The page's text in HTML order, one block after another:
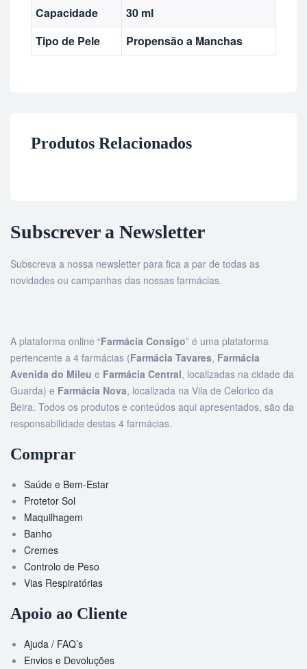
Capacidade
30 ml
Tipo de Pele
Propensão a Manchas
Produtos Relacionados
Subscrever a Newsletter
Subscreva a nossa newsletter para fica a par de todas as
novidades ou campanhas das nossas farmácias.
A plataforma online “Farmácia Consigo” é uma plataforma
pertencente a 4 farmácias (Farmácia Tavares, Farmácia
Avenida do Mileu e Farmácia Central, localizadas na cidade da
Guarda) e Farmácia Nova, localizada na Vila de Celorico da
Beira. Todos os produtos e conteúdos aqui apresentados, são da
responsabilidade destas 4 farmácias.
Comprar
Saúde e Bem-Estar
Protetor Sol
Maquilhagem
Banho
Cremes
Controlo de Peso
Vias Respiratórias
Apoio ao Cliente
Ajuda / FAQ’s
Envios e Devoluções